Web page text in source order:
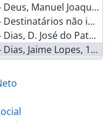
Joaquim Lopes de, 1935 - ?
não identificados, 1936 - ?
do Patrocínio, [1925 - 1958?]
Jaime Lopes, 1929 - ?
Lopes Dias para António Lino Neto, 1929-01-16 - ?
Joaquim Semedo, [s.d.]
José Horácio Dias, 1938 - ?
Cândido Lima das, 1923 - ?